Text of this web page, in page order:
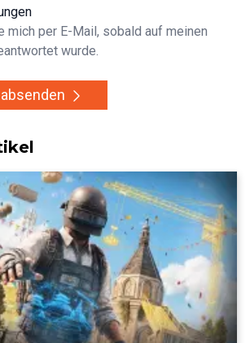
mich per E-Mail, sobald auf meinen
wurde.